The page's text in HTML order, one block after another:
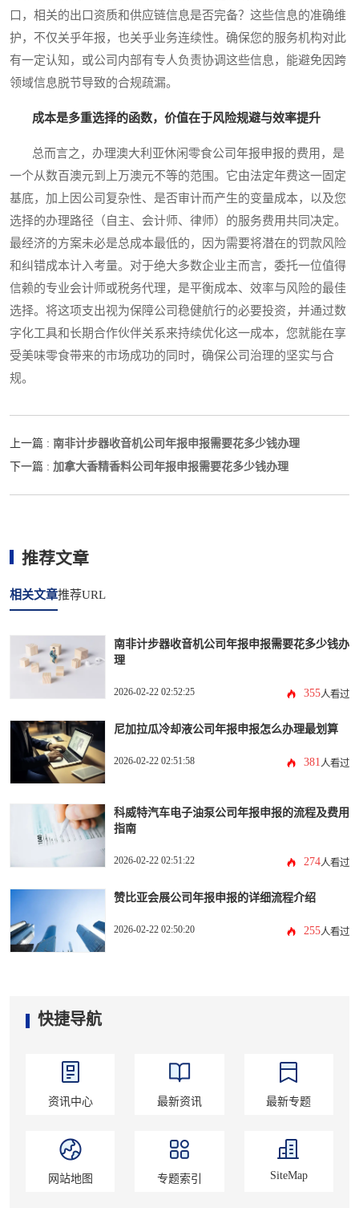
口，相关的出口资质和供应链信息是否完备？这些信息的准确维
护，不仅关乎年报，也关乎业务连续性。确保您的服务机构对此
有一定认知，或公司内部有专人负责协调这些信息，能避免因跨
领域信息脱节导致的合规疏漏。
成本是多重选择的函数，价值在于风险规避与效率提升
总而言之，办理澳大利亚休闲零食公司年报申报的费用，是
一个从数百澳元到上万澳元不等的范围。它由法定年费这一固定
基底，加上因公司复杂性、是否审计而产生的变量成本，以及您
选择的办理路径（自主、会计师、律师）的服务费用共同决定。
最经济的方案未必是总成本最低的，因为需要将潜在的罚款风险
和纠错成本计入考量。对于绝大多数企业主而言，委托一位值得
信赖的专业会计师或税务代理，是平衡成本、效率与风险的最佳
选择。将这项支出视为保障公司稳健航行的必要投资，并通过数
字化工具和长期合作伙伴关系来持续优化这一成本，您就能在享
受美味零食带来的市场成功的同时，确保公司治理的坚实与合
规。
上一篇 : 南非计步器收音机公司年报申报需要花多少钱办理
下一篇 : 加拿大香精香料公司年报申报需要花多少钱办理
推荐文章
相关文章推荐URL
南非计步器收音机公司年报申报需要花多少钱办
理
2026-02-22 02:52:25 355人看过
尼加拉瓜冷却液公司年报申报怎么办理最划算
2026-02-22 02:51:58 381人看过
科威特汽车电子油泵公司年报申报的流程及费用
指南
2026-02-22 02:51:22 274人看过
赞比亚会展公司年报申报的详细流程介绍
2026-02-22 02:50:20 255人看过
快捷导航
资讯中心 最新资讯 最新专题
网站地图 专题索引 SiteMap